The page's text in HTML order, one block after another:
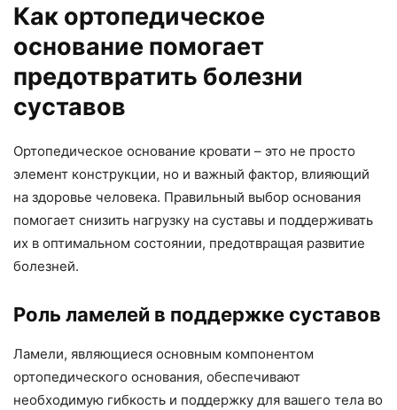
Как ортопедическое
основание помогает
предотвратить болезни
суставов
Ортопедическое основание кровати – это не просто
элемент конструкции, но и важный фактор, влияющий
на здоровье человека. Правильный выбор основания
помогает снизить нагрузку на суставы и поддерживать
их в оптимальном состоянии, предотвращая развитие
болезней.
Роль ламелей в поддержке суставов
Ламели, являющиеся основным компонентом
ортопедического основания, обеспечивают
необходимую гибкость и поддержку для вашего тела во